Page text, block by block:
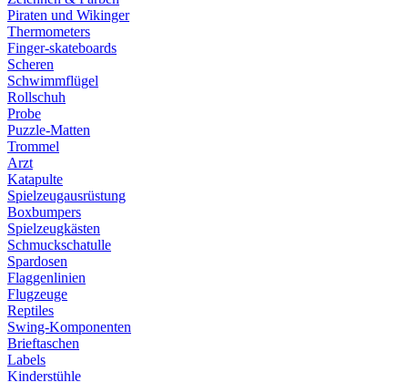
Piraten und Wikinger
Thermometers
Finger-skateboards
Scheren
Schwimmflügel
Rollschuh
Probe
Puzzle-Matten
Trommel
Arzt
Katapulte
Spielzeugausrüstung
Boxbumpers
Spielzeugkästen
Schmuckschatulle
Spardosen
Flaggenlinien
Flugzeuge
Reptiles
Swing-Komponenten
Brieftaschen
Labels
Kinderstühle